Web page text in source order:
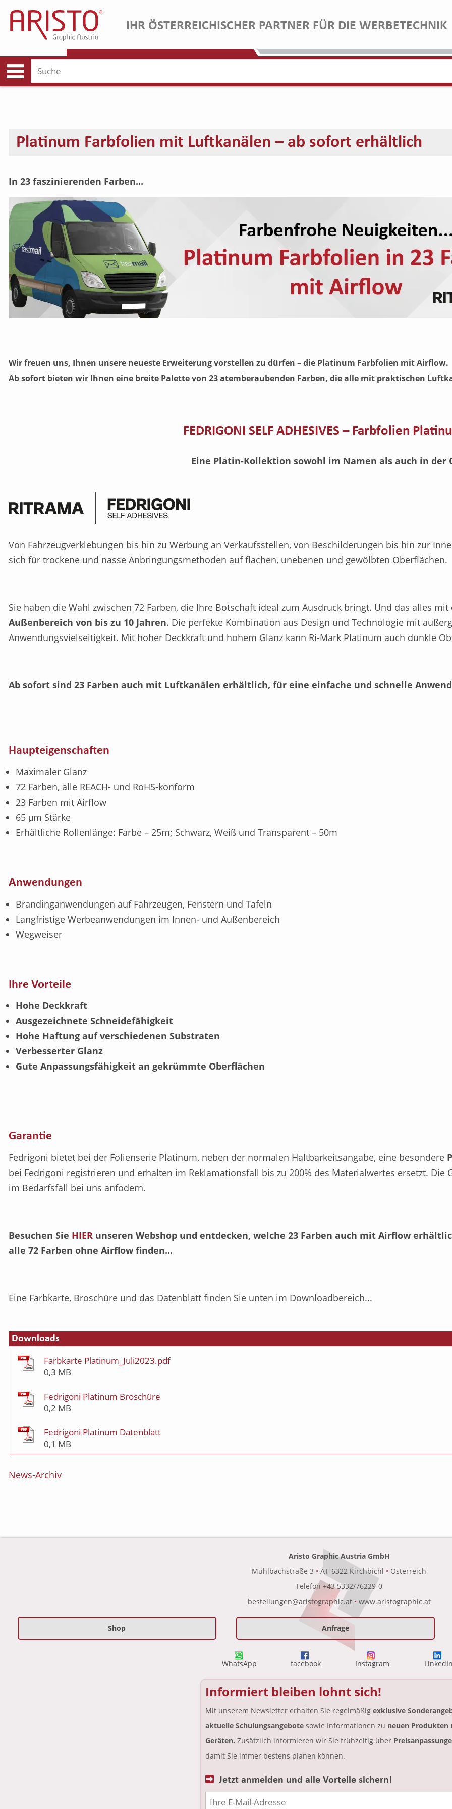
IHR ÖSTERREICHISCHER PARTNER FÜR DIE WERBETECHNIK
Platinum Farbfolien mit Luftkanälen – ab sofort erhältlich
In 23 faszinierenden Farben...
Wir freuen uns, Ihnen unsere neueste Erweiterung vorstellen zu dürfen – die Platinum Farbfolien mit Airflow.
Ab sofort bieten wir Ihnen eine breite Palette von 23 atemberaubenden Farben, die alle mit praktischen
FEDRIGONI SELF ADHESIVES – Farbfolien
Eine Platin-Kollektion sowohl im Namen als auch in der
Von Fahrzeugverklebungen bis hin zu Werbung an Verkaufsstellen, von Beschilderungen bis hin zur
sich für trockene und nasse Anbringungsmethoden auf flachen, unebenen und gewölbten Oberflächen.
Sie haben die Wahl zwischen 72 Farben, die Ihre Botschaft ideal zum Ausdruck bringt. Und das alles
Außenbereich von bis zu 10 Jahren. Die perfekte Kombination aus Design und Technologie mit
Anwendungsvielseitigkeit. Mit hoher Deckkraft und hohem Glanz kann Ri-Mark Platinum auch dunkle
Ab sofort sind 23 Farben auch mit Luftkanälen erhältlich, für eine einfache und schnelle
Haupteigenschaften
Maximaler Glanz
72 Farben, alle REACH- und RoHS-konform
23 Farben mit Airflow
65 μm Stärke
Erhältliche Rollenlänge: Farbe – 25m; Schwarz, Weiß und Transparent – 50m
Anwendungen
Brandinganwendungen auf Fahrzeugen, Fenstern und Tafeln
Langfristige Werbeanwendungen im Innen- und Außenbereich
Wegweiser
Ihre Vorteile
Hohe Deckkraft
Ausgezeichnete Schneidefähigkeit
Hohe Haftung auf verschiedenen Substraten
Verbesserter Glanz
Gute Anpassungsfähigkeit an gekrümmte Oberflächen
Garantie
Fedrigoni bietet bei der Folienserie Platinum, neben der normalen Haltbarkeitsangabe, eine besondere
bei Fedrigoni registrieren und erhalten im Reklamationsfall bis zu 200% des Materialwertes ersetzt.
im Bedarfsfall bei uns anfodern.
Besuchen Sie HIER unseren Webshop und entdecken, welche 23 Farben auch mit Airflow
alle 72 Farben ohne Airflow finden...
Eine Farbkarte, Broschüre und das Datenblatt finden Sie unten im Downloadbereich...
Downloads
Farbkarte Platinum_Juli2023.pdf
0,3 MB
Fedrigoni Platinum Broschüre
0,2 MB
Fedrigoni Platinum Datenblatt
0,1 MB
News-Archiv
Aristo Graphic Austria GmbH
Mühlbachstraße 3 • AT-6322 Kirchbichl • Österreich
Telefon +43 5332/76229-0
bestellungen@aristographic.at • www.aristographic.at
Shop Anfrage
WhatsApp facebook Instagram
Informiert bleiben lohnt sich!
Mit unserem Newsletter erhalten Sie regelmäßig exklusive
aktuelle Schulungsangebotesowie Informationen zu neuen Produkten
Geräten. Zusätzlich informieren wir Sie frühzeitig über
damit Sie immer bestens planen können.
Jetzt anmelden und alle Vorteile sichern!